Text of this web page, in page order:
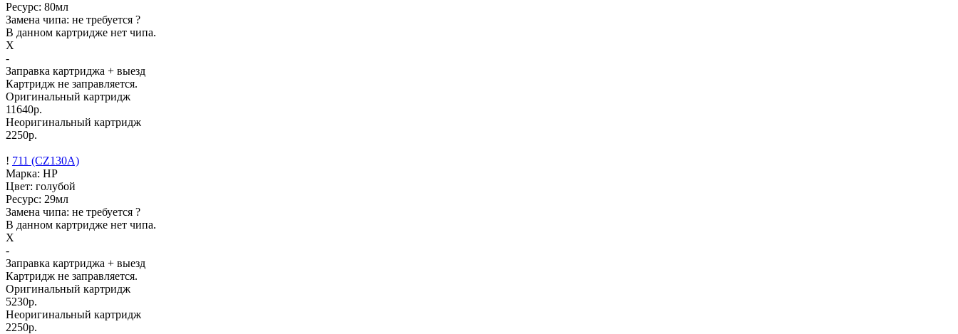
Ресурс: 80мл
Замена чипа: не требуется ?
В данном картридже нет чипа.
X
-
Заправка картриджа + выезд
Картридж не заправляется.
Оригинальный картридж
11640р.
Неоригинальный картридж
2250р.
! 711 (CZ130A)
Марка: HP
Цвет: голубой
Ресурс: 29мл
Замена чипа: не требуется ?
В данном картридже нет чипа.
X
-
Заправка картриджа + выезд
Картридж не заправляется.
Оригинальный картридж
5230р.
Неоригинальный картридж
2250р.